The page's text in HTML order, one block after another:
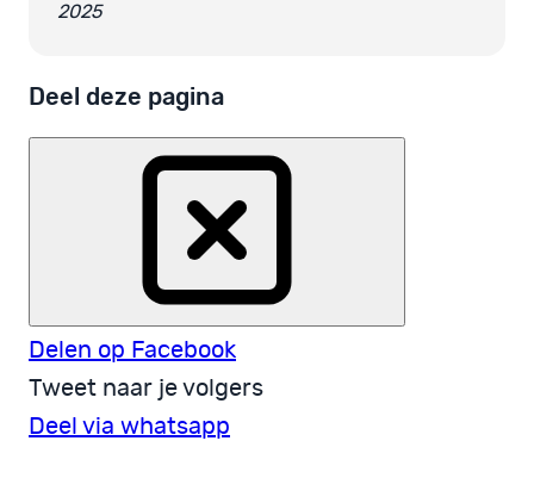
2025
Deel deze pagina
Delen op Facebook
Tweet naar je volgers
Deel via whatsapp